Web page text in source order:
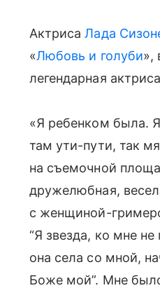
АктрисаЛада
«Любовь и голуби»,
легендарная
«Я ребенком была.
там ути-пути, так
на съемочной
дружелюбная,
с женщиной-
“Я звезда, ко мне
она села со мной,
Боже мой”. Мне